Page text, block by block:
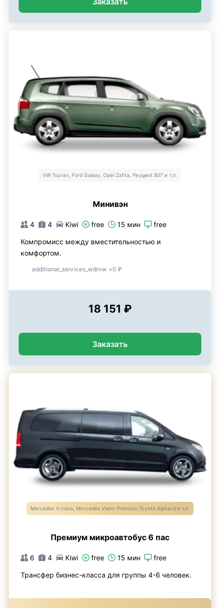
VW Touran, Ford Galaxy, Opel Zafira, Peugeot 807 и т.п.
Минивэн
4 4 Kiwi free 15 мин free
Компромисс между вместительностью и
комфортом.
additional_services_wdrvw +0 ₽
18 151 ₽
Заказать
Mercedes V-class, Mercedes Viano Premium,Toyota Alphard и т.п.
Премиум микроавтобус 6 пас
6 4 Kiwi free 15 мин free
Трансфер бизнес-класса для группы 4-6 человек.